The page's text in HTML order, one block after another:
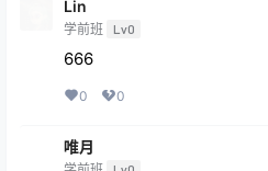
Lin
学前班 Lv0
666
0 0
唯月